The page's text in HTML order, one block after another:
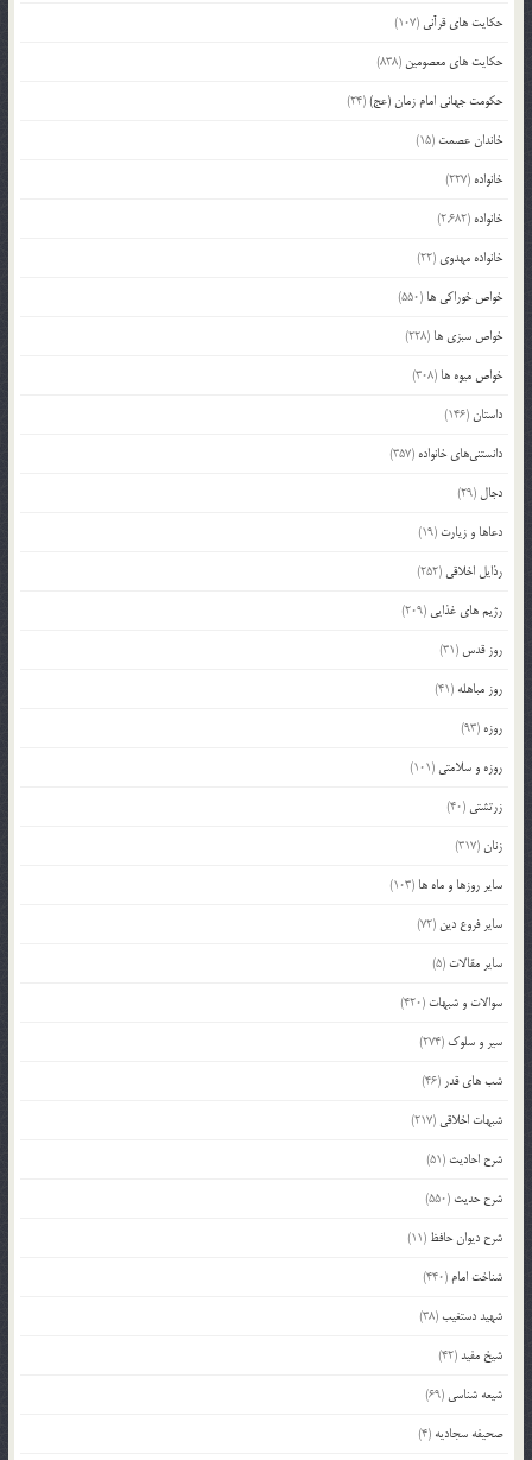
حکایت های قرآنی (107)
حکایت های معصومین (838)
حکومت جهانی امام زمان (عج)(24)
خاندان عصمت (15)
خانواده (227)
خانواده (2,682)
خانواده مهدوی (22)
خواص خوراکی ها (550)
خواص سبزی ها (228)
خواص میوه ها (308)
داستان(146)
دانستنی‌های خانواده (357)
دجال (29)
دعاها و زیارت (19)
رذایل اخلاقی (252)
رژیم های غذایی (209)
روز قدس (31)
روز مباهله (41)
روزه (93)
روزه و سلامتی (101)
زرتشتی (40)
زنان(317)
سایر روزها و ماه ها (103)
سایر فروع دین (72)
سایر مقالات (5)
سوالات و شبهات (420)
سیر و سلوک (274)
شب های قدر (46)
شبهات اخلاقی (217)
شرح احادیث (51)
شرح حدیث (550)
شرح دیوان حافظ (11)
شناخت امام (440)
شهید دستغیب(38)
شیخ مفید(42)
شیعه شناسی (69)
صحیفه سجادیه (4)